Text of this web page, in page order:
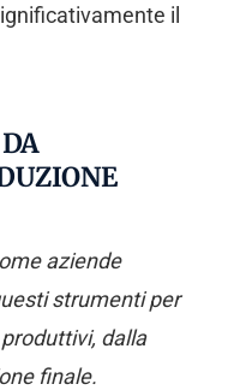
il
aziende
strumenti per
dalla
finale.